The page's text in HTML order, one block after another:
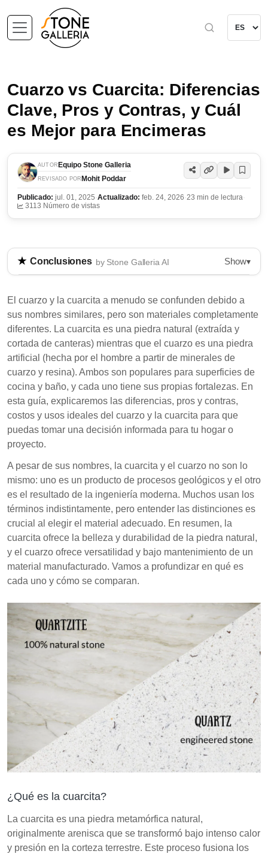
Cuarzo vs Cuarcita: Diferencias
Clave, Pros y Contras, y Cuál
es Mejor para Encimeras
AUTOR Equipo Stone Galleria
REVISADO POR Mohit Poddar
Publicado: jul. 01, 2025·Actualizado: feb. 24, 2026·23 min de lectura·
3113 Número de vistas
Conclusiones by Stone Galleria AI Show▾
cuarcita es una piedra natural, mientras que el
cuarzo es un material compuesto. Cada uno tiene
propiedades, aplicaciones y necesidades de
mantenimiento únicas, lo que los hace adecuados
para diferentes usos en proyectos del hogar.
Comprender sus diferencias es esencial para tomar
una decisión informada.
La cuarcita es una piedra natural conocida por su
durabilidad y resistencia al calor, ideal para uso
exterior.
bajo mantenimiento y una amplia gama de
colores y patrones.
En términos de costo, la cuarcita es generalmente
más cara que el cuarzo debido a sus procesos de
extracción y producción.
Elegir entre cuarzo y cuarcita depende de las
necesidades específicas del proyecto, las
preferencias de mantenimiento y las consideraciones
presupuestarias.
El cuarzo y la cuarcita a menudo se confunden debido a
sus nombres similares, pero son materiales completamente
diferentes. La cuarcita es una piedra natural (extraída y
cortada de canteras) mientras que el cuarzo es una piedra
artificial (hecha por el hombre a partir de minerales de
cuarzo y resina). Ambos son populares para superficies de
cocina y baño, y cada uno tiene sus propias fortalezas. En
esta guía, explicaremos las diferencias, pros y contras,
costos y usos ideales del cuarzo y la cuarcita para que
puedas tomar una decisión informada para tu hogar o
proyecto.
A pesar de sus nombres, la cuarcita y el cuarzo no son lo
mismo: uno es un producto de procesos geológicos y el otro
es el resultado de la ingeniería moderna. Muchos usan los
términos indistintamente, pero entender las distinciones es
crucial al elegir el material adecuado. En resumen, la
cuarcita ofrece la belleza y durabilidad de la piedra natural,
y el cuarzo ofrece versatilidad y bajo mantenimiento de un
material manufacturado. Vamos a profundizar en qué es
cada uno y cómo se comparan.
¿Qué es la cuarcita?
La cuarcita es una piedra metamórfica natural,
originalmente arenisca que se transformó bajo intenso calor
y presión en la corteza terrestre. Este proceso fusiona los